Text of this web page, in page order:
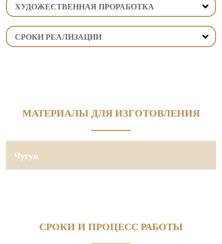
ХУДОЖЕСТВЕННАЯ ПРОРАБОТКА
СРОКИ РЕАЛИЗАЦИИ
МАТЕРИАЛЫ ДЛЯ ИЗГОТОВЛЕНИЯ
Чугун
СРОКИ И ПРОЦЕСС РАБОТЫ